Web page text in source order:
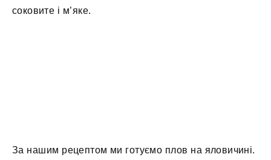
соковите і м’яке.
За нашим рецептом ми готуємо плов на яловичині.